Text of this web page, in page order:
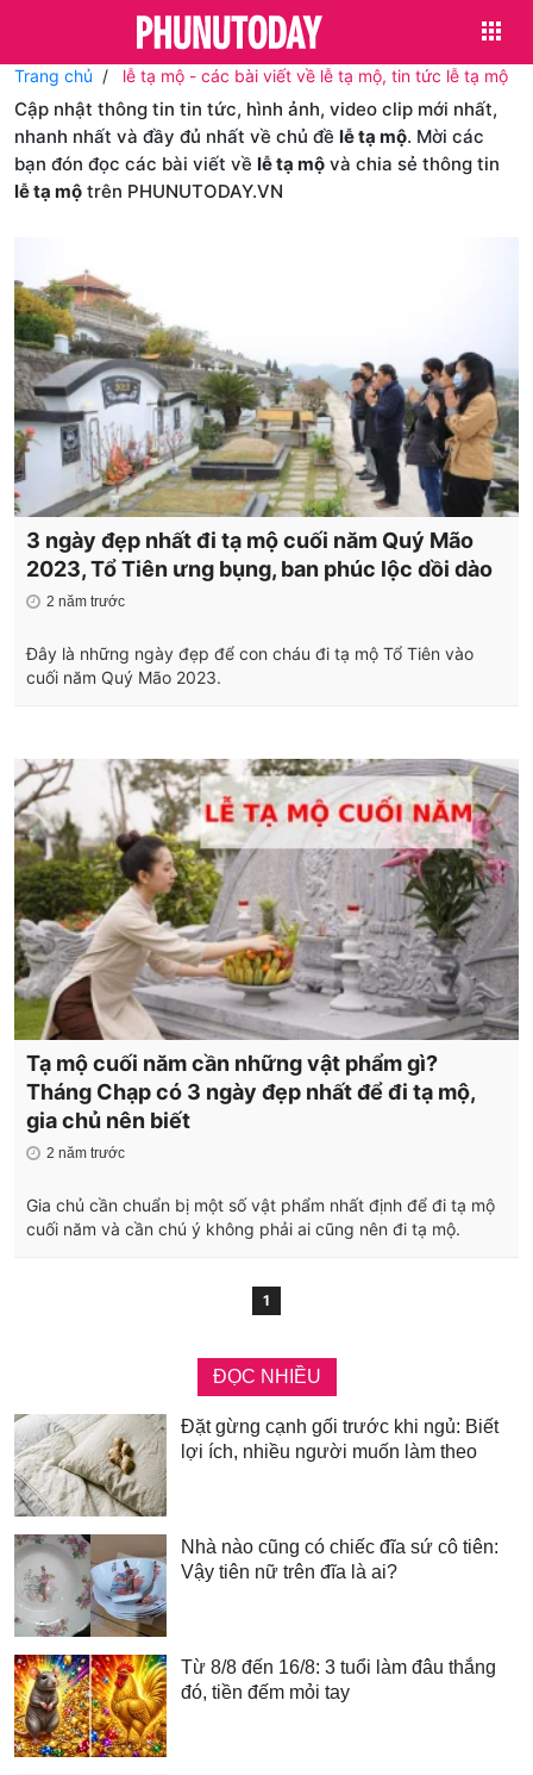
Trang chủ lễ tạ mộ - các bài viết về lễ tạ mộ, tin tức lễ tạ mộ
Cập nhật thông tin tin tức, hình ảnh, video clip mới nhất,
nhanh nhất và đầy đủ nhất về chủ đề lễ tạ mộ. Mời các
bạn đón đọc các bài viết về lễ tạ mộ và chia sẻ thông tin
lễ tạ mộ trên PHUNUTODAY.VN
3 ngày đẹp nhất đi tạ mộ cuối năm Quý Mão
2023, Tổ Tiên ưng bụng, ban phúc lộc dồi dào
2 năm trước
Đây là những ngày đẹp để con cháu đi tạ mộ Tổ Tiên vào
cuối năm Quý Mão 2023.
Tạ mộ cuối năm cần những vật phẩm gì?
Tháng Chạp có 3 ngày đẹp nhất để đi tạ mộ,
gia chủ nên biết
2 năm trước
Gia chủ cần chuẩn bị một số vật phẩm nhất định để đi tạ mộ
cuối năm và cần chú ý không phải ai cũng nên đi tạ mộ.
1
ĐỌC NHIỀU
Đặt gừng cạnh gối trước khi ngủ: Biết
lợi ích, nhiều người muốn làm theo
Nhà nào cũng có chiếc đĩa sứ cô tiên:
Vậy tiên nữ trên đĩa là ai?
Từ 8/8 đến 16/8: 3 tuổi làm đâu thắng
đó, tiền đếm mỏi tay